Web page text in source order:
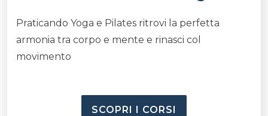
Praticando Yoga e Pilates ritrovi la perfetta
armonia tra corpo e mente e rinasci col
movimento
SCOPRI I CORSI